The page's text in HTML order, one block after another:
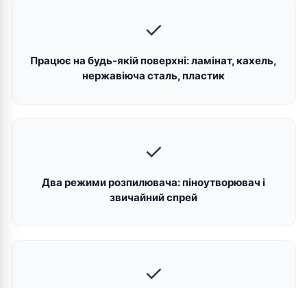
✓
Працює на будь-якій поверхні: ламінат, кахель,
нержавіюча сталь, пластик
✓
Два режими розпилювача: піноутворювач і
звичайний спрей
✓